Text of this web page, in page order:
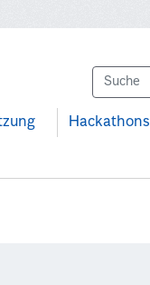
Hackathons